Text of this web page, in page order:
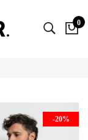
0
-20%